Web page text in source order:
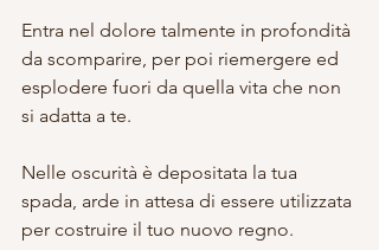
Entra nel dolore talmente in profondità
da scomparire, per poi riemergere ed
esplodere fuori da quella vita che non
si adatta a te.
Nelle oscurità è depositata la tua
spada, arde in attesa di essere utilizzata
per costruire il tuo nuovo regno.